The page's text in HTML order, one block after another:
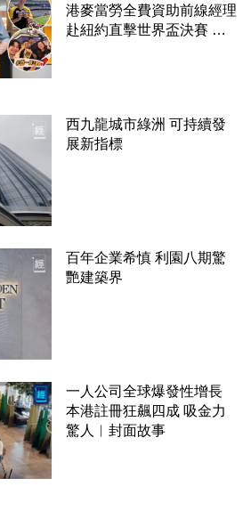
港麥當勞全費資助前線經理
赴紐約直擊世界盃決賽 見
西九龍城市綠洲 可持續發
展新指標
百年企業希慎 利園八期驚
艷建築界
一人公司全球爆發性增長
本港註冊狂飆四成 吸金力
驚人︳封面故事